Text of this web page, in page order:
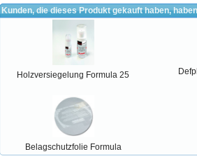
Kunden, die dieses Produkt gekauft haben,
Holzversiegelung Formula 25
Belagschutzfolie Formula